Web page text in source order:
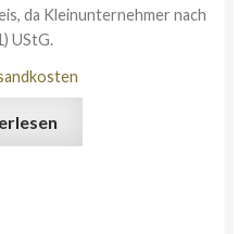
da Kleinunternehmer nach
UStG.